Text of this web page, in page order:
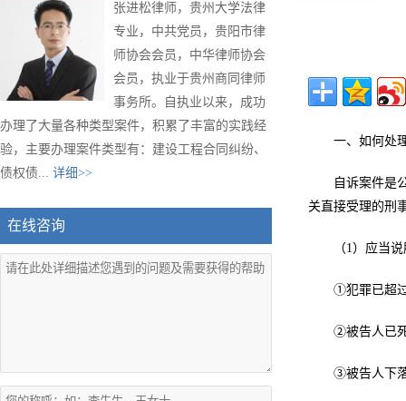
张进松律师，贵州大学法律
专业，中共党员，贵阳市律
师协会会员，中华律师协会
会员，执业于贵州商同律师
事务所。自执业以来，成功
办理了大量各种类型案件，积累了丰富的实践经
验，主要办理案件类型有：建设工程合同纠纷、
债权债... 详细>>
在线咨询
一、如何处
自诉案件是
关直接受理的刑
（1）应当
①犯罪已超
②被告人已
③被告人下